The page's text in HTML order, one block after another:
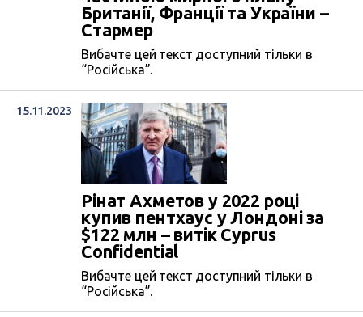
Британії, Франції та України –
Стармер
Вибачте цей текст доступний тільки в
“Російська”.
15.11.2023
Рінат Ахметов у 2022 році
купив пентхаус у Лондоні за
$122 млн – витік Cyprus
Confidential
Вибачте цей текст доступний тільки в
“Російська”.